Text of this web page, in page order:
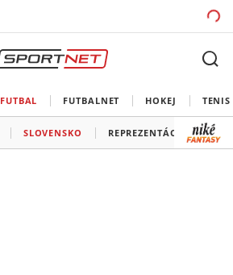
FUTBAL FUTBALNET HOKEJ TENIS
SLOVENSKO REPREZENTÁCIE